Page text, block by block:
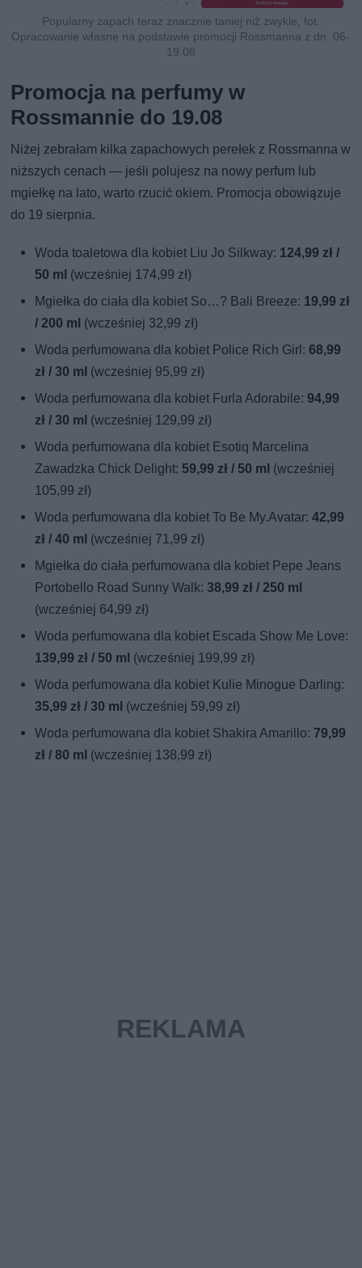
Popularny zapach teraz znacznie taniej niż zwykle, fot.
Opracowanie własne na podstawie promocji Rossmanna z dn. 06-
19.08
Promocja na perfumy w
Rossmannie do 19.08
Niżej zebrałam kilka zapachowych perełek z Rossmanna w
niższych cenach — jeśli polujesz na nowy perfum lub
mgiełkę na lato, warto rzucić okiem. Promocja obowiązuje
do 19 sierpnia.
Woda toaletowa dla kobiet Liu Jo Silkway: 124,99 zł /
50 ml (wcześniej 174,99 zł)
Mgiełka do ciała dla kobiet So…? Bali Breeze: 19,99 zł
/ 200 ml (wcześniej 32,99 zł)
Woda perfumowana dla kobiet Police Rich Girl:68,99
zł / 30 ml (wcześniej 95,99 zł)
Woda perfumowana dla kobiet Furla Adorabile:94,99
zł / 30 ml (wcześniej 129,99 zł)
Woda perfumowana dla kobiet Esotiq Marcelina
Zawadzka Chick Delight: 59,99 zł / 50 ml (wcześniej
105,99 zł)
Woda perfumowana dla kobiet To Be My.Avatar:42,99
zł / 40 ml (wcześniej 71,99 zł)
Mgiełka do ciała perfumowana dla kobiet Pepe Jeans
Portobello Road Sunny Walk:38,99 zł / 250 ml
(wcześniej 64,99 zł)
Woda perfumowana dla kobiet Escada Show Me Love:
139,99 zł / 50 ml (wcześniej 199,99 zł)
Woda perfumowana dla kobiet Kulie Minogue Darling:
35,99 zł / 30 ml (wcześniej 59,99 zł)
Woda perfumowana dla kobiet Shakira Amarillo: 79,99
zł / 80 ml (wcześniej 138,99 zł)